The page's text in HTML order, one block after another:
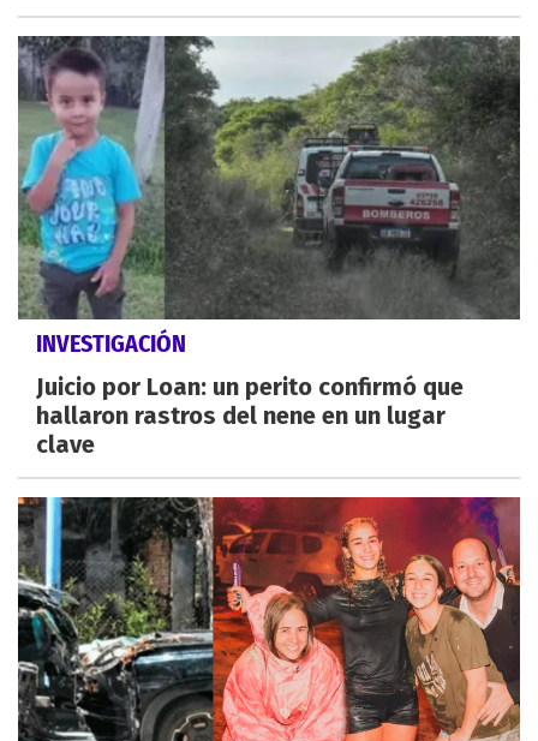
INVESTIGACIÓN
Juicio por Loan: un perito confirmó que
hallaron rastros del nene en un lugar
clave